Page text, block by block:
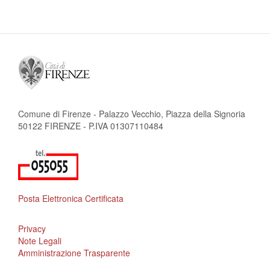
Comune di Firenze - Palazzo Vecchio, Piazza della Signoria
50122 FIRENZE - P.IVA 01307110484
Posta Elettronica Certificata
Privacy
Note Legali
Amministrazione Trasparente